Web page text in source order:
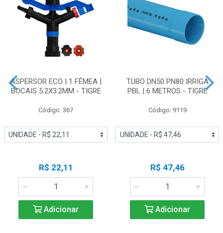
ASPERSOR ECO | 1 FÊMEA |
BOCAIS 5.2X3.2MM - TIGRE
Código: 367
R$ 22,11
Adicionar
TUBO DN50 PN80 IRRIGA
PBL | 6 METROS - TIGRE
Código: 9119
R$ 47,46
Adicionar